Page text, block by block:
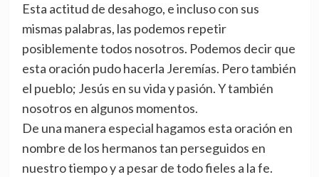
Esta actitud de desahogo, e incluso con sus
mismas palabras, las podemos repetir
posiblemente todos nosotros. Podemos decir que
esta oración pudo hacerla Jeremías. Pero también
el pueblo; Jesús en su vida y pasión. Y también
nosotros en algunos momentos.
De una manera especial hagamos esta oración en
nombre de los hermanos tan perseguidos en
nuestro tiempo y a pesar de todo fieles a la fe.